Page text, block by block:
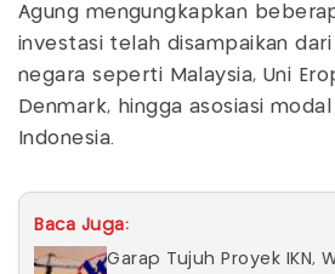
Agung mengungkapkan
investasi telah disampaikan
negara seperti Malaysia, Uni
Denmark, hingga asosiasi
Indonesia.
Baca Juga:
Garap Tujuh Proyek IKN,